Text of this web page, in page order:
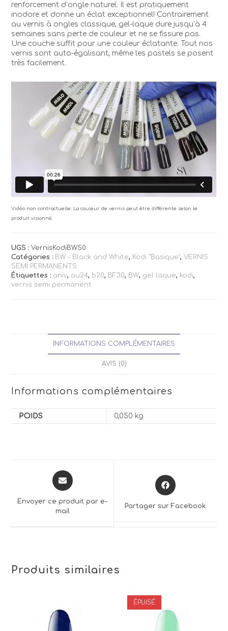
renforcement d’ongle naturel. Il est pratiquement
inodore et donne un éclat exceptionnel! Contrairement
au vernis à ongles classique, gel-laque dure jusqu’à 4
semaines sans perte de couleur et ne se fissure pas.
Une couche suffit pour une couleur éclatante. Tout nos
vernis sont auto-égalisant, même les pastels se posent
très facilement.
Vidéo non contractuelle: La couleur de vernis peut être différente selon le
produit visionné.
UGS :VernisKodiBW50
Catégories : BW - Black and White, Kodi "Basique",VERNIS
SEMI PERMANENTS
Étiquettes : aniv, au24, b20, BF30, BW, gel laque, kodi,
vernis semi permanent
INFORMATIONS COMPLÉMENTAIRES
AVIS (0)
Informations complémentaires
POIDS 0,050 kg
Opens
in
new
Envoyer ce produit par e-
mail
Opens
in
Partager sur Facebook
Produits similaires
ÉPUISÉ